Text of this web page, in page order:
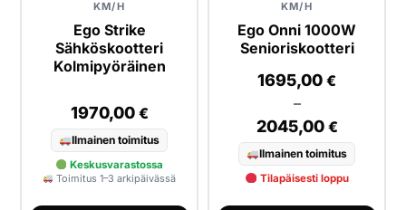
KM/H
Ego Strike
Sähköskootteri
Kolmipyöräinen
1970,00 €
Ilmainen toimitus
Keskusvarastossa
Toimitus 1–3 arkipäivässä
KM/H
Ego Onni 1000W
Senioriskootteri
1695,00 €
–
2045,00 €
Ilmainen toimitus
Tilapäisesti loppu